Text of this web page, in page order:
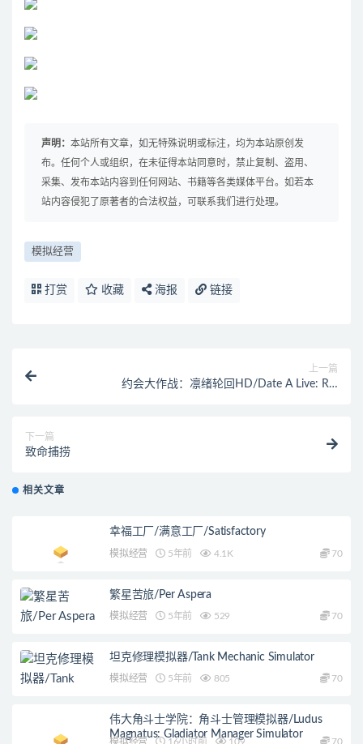
声明： 本站所有文章，如无特殊说明或标注，均为本站原创发
布。任何个人或组织，在未征得本站同意时，禁止复制、盗用、
采集、发布本站内容到任何网站、书籍等各类媒体平台。如若本
站内容侵犯了原著者的合法权益，可联系我们进行处理。
模拟经营
打赏 收藏 海报 链接
上一篇
约会大作战：凛绪轮回HD/Date A Live: Rio
下一篇
致命捕捞
相关文章
幸福工厂/满意工厂/Satisfactory
模拟经营 5年前 4.1K 70
繁星苦旅/Per Aspera
模拟经营 5年前 529 70
坦克修理模拟器/Tank Mechanic Simulator
模拟经营 5年前 805 70
伟大角斗士学院：角斗士管理模拟器/Ludus
Magnatus: Gladiator Manager Simulator
模拟经营 16小时前 109 70